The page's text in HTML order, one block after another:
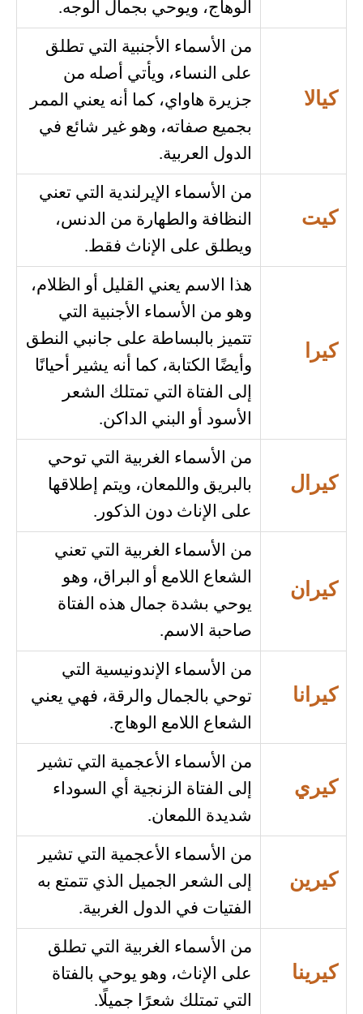
الوهاج، ويوحي بجمال الوجه.
كيالا
من الأسماء الأجنبية التي تطلق
على النساء، ويأتي أصله من
جزيرة هاواي، كما أنه يعني الممر
بجميع صفاته، وهو غير شائع في
الدول العربية.
كيت
من الأسماء الإيرلندية التي تعني
النظافة والطهارة من الدنس،
ويطلق على الإناث فقط.
كيرا
هذا الاسم يعني القليل أو الظلام،
وهو من الأسماء الأجنبية التي
تتميز بالبساطة على جانبي النطق
وأيضًا الكتابة، كما أنه يشير أحيانًا
إلى الفتاة التي تمتلك الشعر
الأسود أو البني الداكن.
كيرال
من الأسماء الغربية التي توحي
بالبريق واللمعان، ويتم إطلاقها
على الإناث دون الذكور.
كيران
من الأسماء الغربية التي تعني
الشعاع اللامع أو البراق، وهو
يوحي بشدة جمال هذه الفتاة
صاحبة الاسم.
كيرانا
من الأسماء الإندونيسية التي
توحي بالجمال والرقة، فهي يعني
الشعاع اللامع الوهاج.
كيري
من الأسماء الأعجمية التي تشير
إلى الفتاة الزنجية أي السوداء
شديدة اللمعان.
كيرين
من الأسماء الأعجمية التي تشير
إلى الشعر الجميل الذي تتمتع به
الفتيات في الدول الغربية.
كيرينا
من الأسماء الغربية التي تطلق
على الإناث، وهو يوحي بالفتاة
التي تمتلك شعرًا جميلًا.